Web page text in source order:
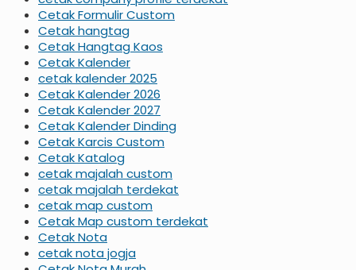
Cetak Formulir Custom
Cetak hangtag
Cetak Hangtag Kaos
Cetak Kalender
cetak kalender 2025
Cetak Kalender 2026
Cetak Kalender 2027
Cetak Kalender Dinding
Cetak Karcis Custom
Cetak Katalog
cetak majalah custom
cetak majalah terdekat
cetak map custom
Cetak Map custom terdekat
Cetak Nota
cetak nota jogja